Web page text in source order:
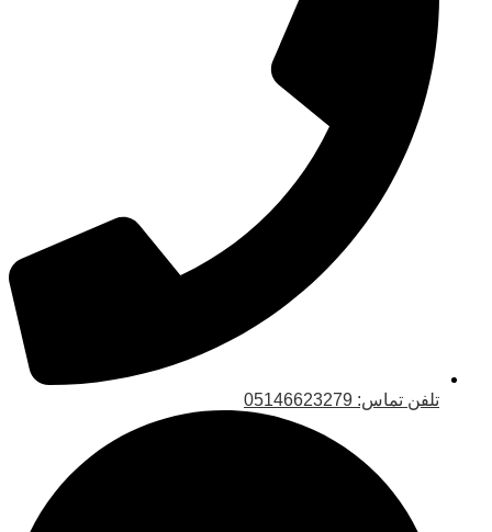
تلفن تماس: 05146623279